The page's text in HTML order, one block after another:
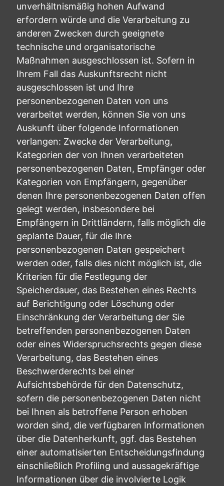
unverhältnismäßig hohen Aufwand
erfordern würde und die Verarbeitung zu
anderen Zwecken durch geeignete
technische und organisatorische
Maßnahmen ausgeschlossen ist. Sofern in
Ihrem Fall das Auskunftsrecht nicht
ausgeschlossen ist und Ihre
personenbezogenen Daten von uns
verarbeitet werden, können Sie von uns
Auskunft über folgende Informationen
verlangen: Zwecke der Verarbeitung,
Kategorien der von Ihnen verarbeiteten
personenbezogenen Daten, Empfänger oder
Kategorien von Empfängern, gegenüber
denen Ihre personenbezogenen Daten offen
gelegt werden, insbesondere bei
Empfängern in Drittländern, falls möglich die
geplante Dauer, für die Ihre
personenbezogenen Daten gespeichert
werden oder, falls dies nicht möglich ist, die
Kriterien für die Festlegung der
Speicherdauer, das Bestehen eines Rechts
auf Berichtigung oder Löschung oder
Einschränkung der Verarbeitung der Sie
betreffenden personenbezogenen Daten
oder eines Widerspruchsrechts gegen diese
Verarbeitung, das Bestehen eines
Beschwerderechts bei einer
Aufsichtsbehörde für den Datenschutz,
sofern die personenbezogenen Daten nicht
bei Ihnen als betroffene Person erhoben
worden sind, die verfügbaren Informationen
über die Datenherkunft, ggf. das Bestehen
einer automatisierten Entscheidungsfindung
einschließlich Profiling und aussagekräftige
Informationen über die involvierte Logik